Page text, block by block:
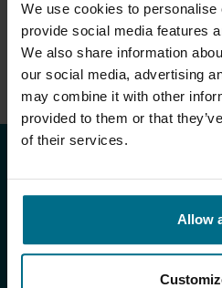
We use cookies to personalise
provide social media features
We also share information
our social media, advertising
may combine it with other
provided to them or that
of their services.
Allow
PROIZVODI